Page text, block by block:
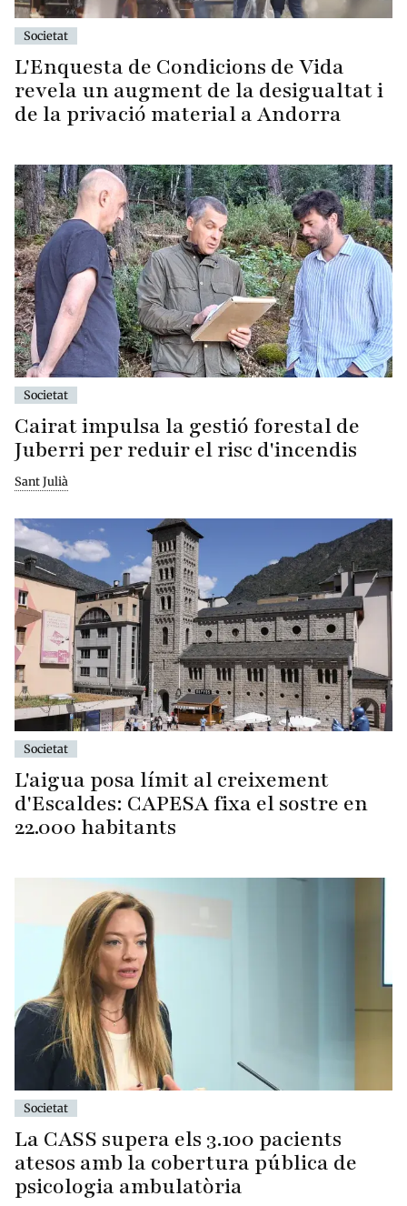
Societat
L'Enquesta de Condicions de Vida
revela un augment de la desigualtat i
de la privació material a Andorra
Societat
Cairat impulsa la gestió forestal de
Juberri per reduir el risc d'incendis
Sant Julià
Societat
L'aigua posa límit al creixement
d'Escaldes: CAPESA fixa el sostre en
22.000 habitants
Societat
La CASS supera els 3.100 pacients
atesos amb la cobertura pública de
psicologia ambulatòria